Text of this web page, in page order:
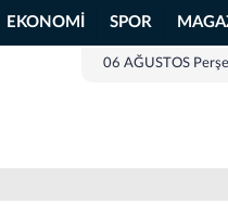
EKONOMİ SPOR
06 AĞUSTOS